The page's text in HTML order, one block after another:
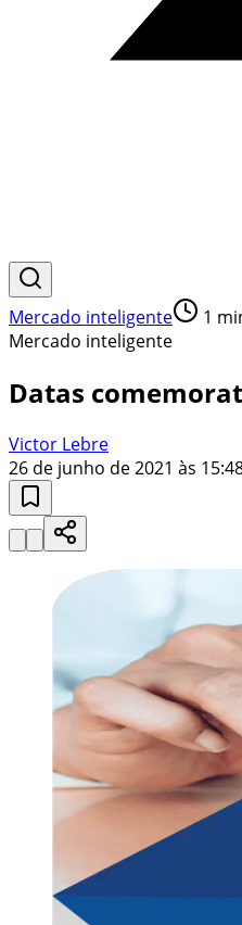
Mercado inteligente 1
Mercado inteligente
Datas
Victor Lebre
26 de junho de 2021 às